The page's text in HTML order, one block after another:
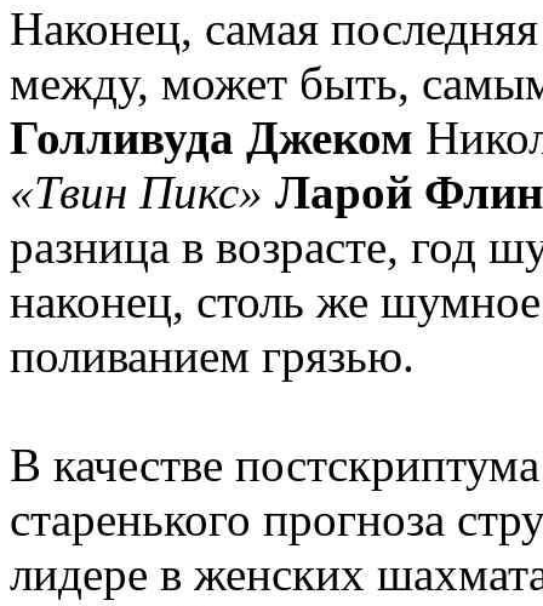
Наконец, самая
между, может быть,
Голливуда Джеком
«Твин Пикс» Ларой
разница в возрасте, год
наконец, столь же
поливанием грязью.
В качестве
старенького прогноза
лидере в женских